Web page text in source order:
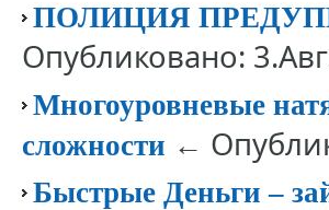
ПОЛИЦИЯ
Опубликовано:
Многоуровневые
сложности ←
Быстрые Деньги –